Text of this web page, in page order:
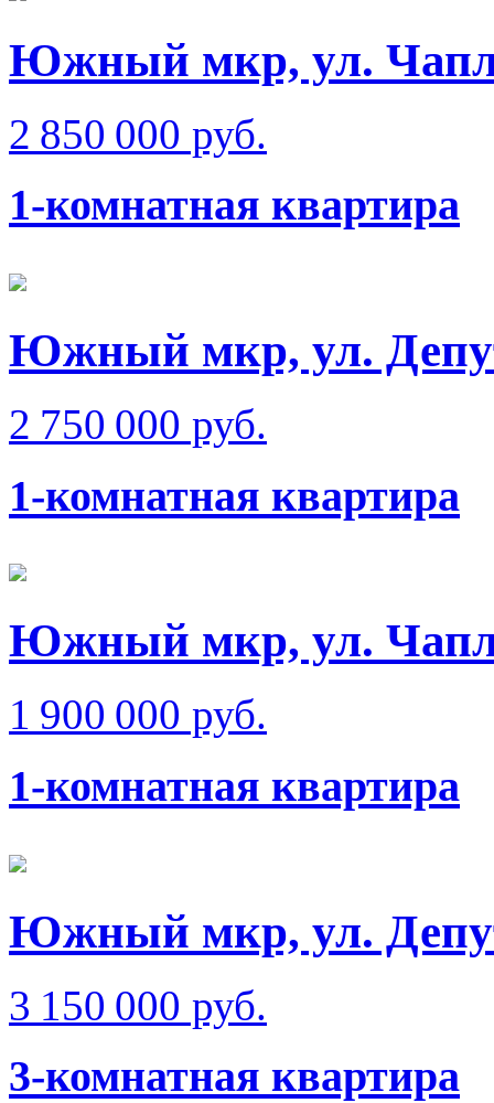
Южный мкр, ул.
2 850 000 руб.
1-комнатная квартира
Южный мкр, ул.
2 750 000 руб.
1-комнатная квартира
Южный мкр, ул.
1 900 000 руб.
1-комнатная квартира
Южный мкр, ул.
3 150 000 руб.
3-комнатная квартира